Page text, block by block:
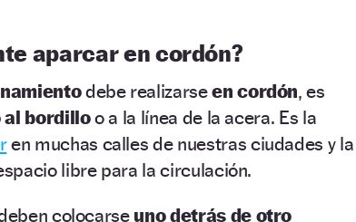
aparcar en cordón?
debe realizarseen cordón, es
al bordilloo a la línea de la acera. Es la
en muchas calles de nuestras ciudades y la
libre para la circulación.
colocarse uno detrás de otro